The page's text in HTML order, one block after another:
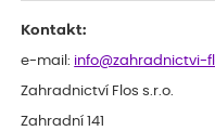
Kontakt:
e-mail: info@zahradnictvi-
Zahradnictví Flos s.r.o.
Zahradní 141